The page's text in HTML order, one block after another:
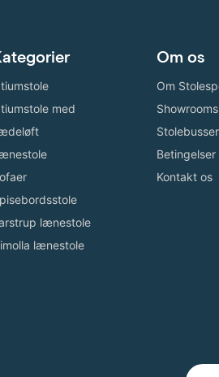
med
lænestole
lænestole
Om os
Om
Showrooms
Betingelser
Kontakt os